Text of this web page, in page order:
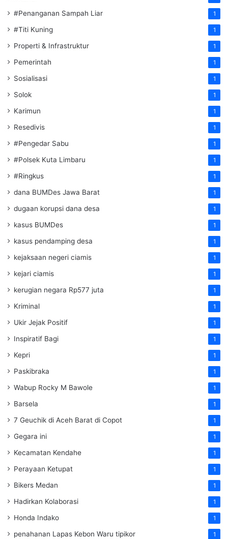
#Penanganan Sampah Liar 1
#Titi Kuning 1
Properti & Infrastruktur 1
Pemerintah 1
Sosialisasi 1
Solok 1
Karimun 1
Resedivis 1
#Pengedar Sabu 1
#Polsek Kuta Limbaru 1
#Ringkus 1
dana BUMDes Jawa Barat 1
dugaan korupsi dana desa 1
kasus BUMDes 1
kasus pendamping desa 1
kejaksaan negeri ciamis 1
kejari ciamis 1
kerugian negara Rp577 juta 1
Kriminal 1
Ukir Jejak Positif 1
Inspiratif Bagi 1
Kepri 1
Paskibraka 1
Wabup Rocky M Bawole 1
Barsela 1
7 Geuchik di Aceh Barat di Copot 1
Gegara ini 1
Kecamatan Kendahe 1
Perayaan Ketupat 1
Bikers Medan 1
Hadirkan Kolaborasi 1
Honda Indako 1
penahanan Lapas Kebon Waru tipikor 1